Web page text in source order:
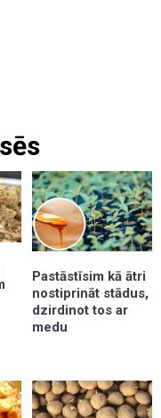
Pastāstīsim kā ātri
nostiprināt stādus,
dzirdinot tos ar
medu